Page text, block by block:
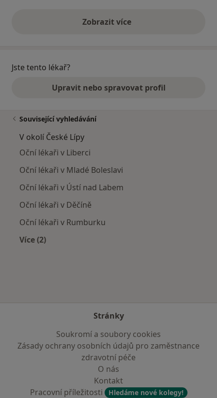
Zobrazit vícevýše uvedené názory
Jste tento lékař?
Upravit nebo spravovat profil
Související vyhledávání
V okolí České Lípy
Oční lékaři v Liberci
Oční lékaři v Mladé Boleslavi
Oční lékaři v Ústí nad Labem
Oční lékaři v Děčíně
Oční lékaři v Rumburku
Více (2)
Stránky
Soukromí a soubory cookies
Zásady ochrany osobních údajů pro zaměstnance
zdravotní péče
O nás
Kontakt
Pracovní příležitosti
Hledáme nové kolegy!